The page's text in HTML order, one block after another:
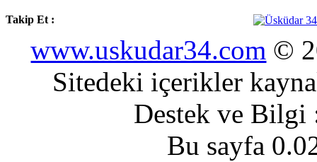
Takip Et :
www.uskudar34.com ©
Sitedeki içerikler
Destek ve
Bu sayfa